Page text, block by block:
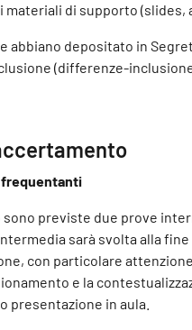
di supporto (slides,
abbiano depositato in
(differenze-
sono previste due prove
sarà svolta alla
con particolare
e la
presentazione in aula.